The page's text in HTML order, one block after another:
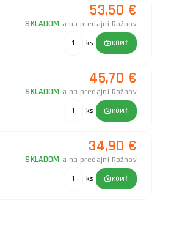
53,50 €
SKLADOM a na predajni Rožnov
ks KÚPIŤ
45,70 €
SKLADOM a na predajni Rožnov
ks KÚPIŤ
34,90 €
SKLADOM a na predajni Rožnov
ks KÚPIŤ